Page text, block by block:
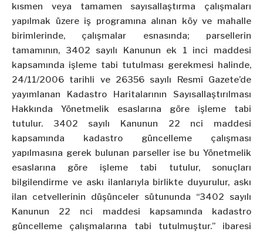
kısmen veya tamamen sayısallaştırma çalışmaları
yapılmak üzere iş programına alınan köy ve mahalle
birimlerinde, çalışmalar esnasında; parsellerin
tamamının, 3402 sayılı Kanunun ek 1 inci maddesi
kapsamında işleme tabi tutulması gerekmesi halinde,
24/11/2006 tarihli ve 26356 sayılı Resmî Gazete’de
yayımlanan Kadastro Haritalarının Sayısallaştırılması
Hakkında Yönetmelik esaslarına göre işleme tabi
tutulur. 3402 sayılı Kanunun 22 nci maddesi
kapsamında kadastro güncelleme çalışması
yapılmasına gerek bulunan parseller ise bu Yönetmelik
esaslarına göre işleme tabi tutulur, sonuçları
bilgilendirme ve askı ilanlarıyla birlikte duyurulur, askı
ilan cetvellerinin düşünceler sütununda “3402 sayılı
Kanunun 22 nci maddesi kapsamında kadastro
güncelleme çalışmalarına tabi tutulmuştur.” ibaresi